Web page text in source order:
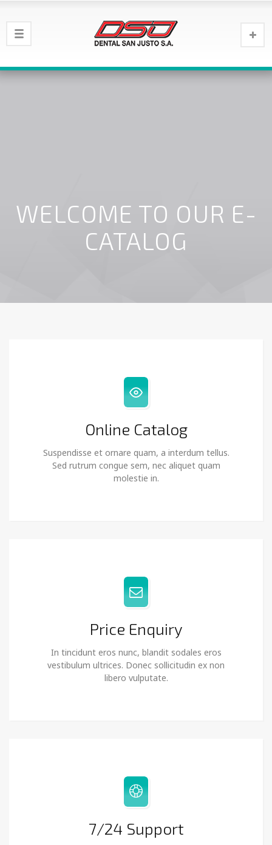
WELCOME TO OUR E-
CATALOG
Online Catalog
Suspendisse et ornare quam, a interdum tellus.
Sed rutrum congue sem, nec aliquet quam
molestie in.
Price Enquiry
In tincidunt eros nunc, blandit sodales eros
vestibulum ultrices. Donec sollicitudin ex non
libero vulputate.
7/24 Support